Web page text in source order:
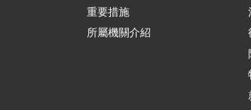
重要措施
所屬機關介紹